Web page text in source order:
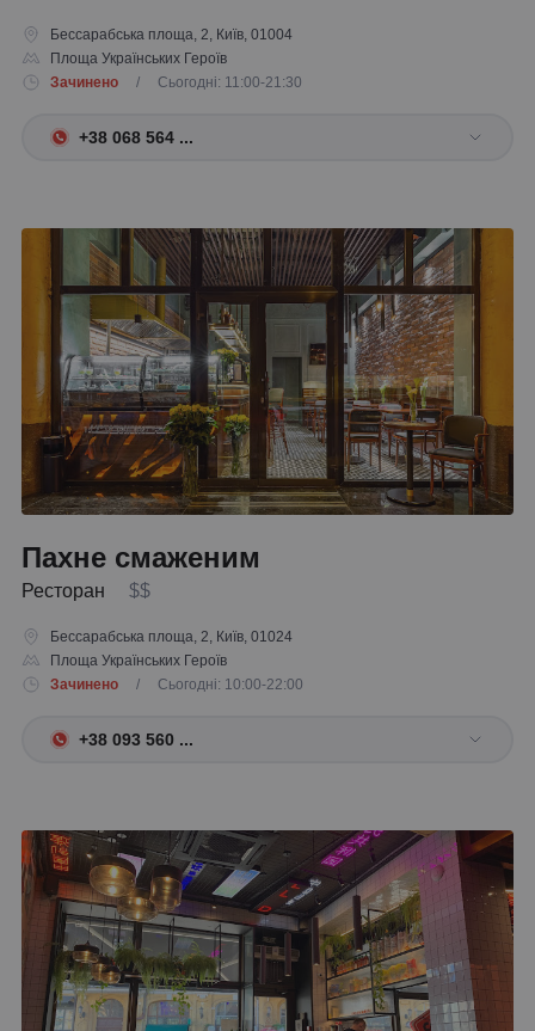
Бессарабська площа, 2, Київ, 01004
Площа Українських Героїв
Зачинено
/ Сьогодні: 11:00-21:30
+38 068 564 ...
Пахне смаженим
Ресторан $$
Бессарабська площа, 2, Київ, 01024
Площа Українських Героїв
Зачинено
/ Сьогодні: 10:00-22:00
+38 093 560 ...